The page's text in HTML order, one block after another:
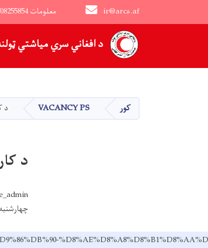
د افغاني سري میاشتي
ir@arcs.af 0785558964\0708255854 معلومات
Main navigation
کور VACANCY PS د
د
چهارشنبه ۱۴۰۵/۲/۲۳ - ۱۶:۲۰